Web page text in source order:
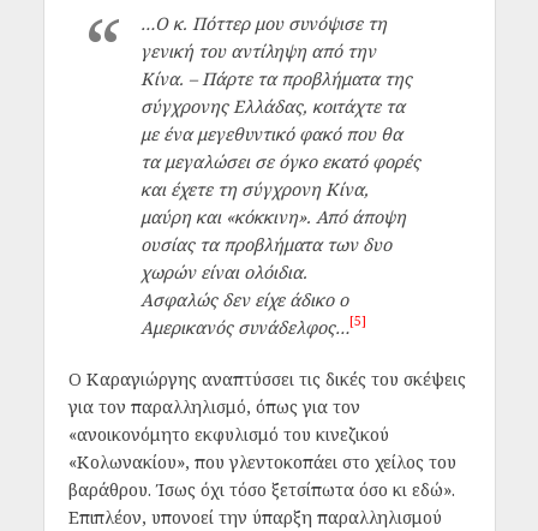
…Ο κ. Πόττερ μου συνόψισε τη
γενική του αντίληψη από την
Κίνα. – Πάρτε τα προβλήματα της
σύγχρονης Ελλάδας, κοιτάχτε τα
με ένα μεγεθυντικό φακό που θα
τα μεγαλώσει σε όγκο εκατό φορές
και έχετε τη σύγχρονη Κίνα,
μαύρη και «κόκκινη». Από άποψη
ουσίας τα προβλήματα των δυο
χωρών είναι ολόιδια.
Ασφαλώς δεν είχε άδικο ο
Αμερικανός συνάδελφος…[5]
Ο Καραγιώργης αναπτύσσει τις δικές του σκέψεις
για τον παραλληλισμό, όπως για τον
«ανοικονόμητο εκφυλισμό του κινεζικού
«Κολωνακίου», που γλεντοκοπάει στο χείλος του
βαράθρου. Ίσως όχι τόσο ξετσίπωτα όσο κι εδώ».
Επιπλέον, υπονοεί την ύπαρξη παραλληλισμού